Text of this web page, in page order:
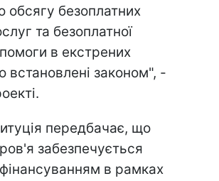
обсягу безоплатних
та безоплатної
в екстрених
встановлені законом", -
передбачає, що
забезпечується
в рамках